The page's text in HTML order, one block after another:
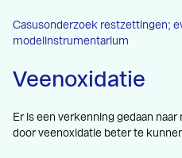
Casusonderzoek restzettingen;
modelinstrumentarium
Veenoxidatie
Er is een verkenning gedaan
door veenoxidatie beter te